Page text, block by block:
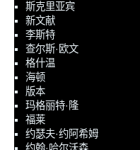
斯克里亚宾
新文献
李斯特
查尔斯·欧文
格什温
海顿
版本
玛格丽特·隆
福莱
约瑟夫·约阿希姆